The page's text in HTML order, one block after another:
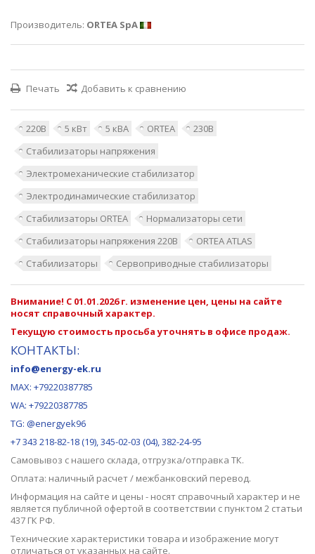
Производитель: ORTEA SpA
Печать Добавить к сравнению
220В 5 кВт 5 кВА ORTEA
230В
Стабилизаторы напряжения
Электромеханические стабилизатор
Электродинамические стабилизатор
Стабилизаторы ORTEA
Нормализаторы сети
Стабилизаторы напряжения 220В
ORTEA ATLAS
Стабилизаторы
Сервоприводные стабилизаторы
Внимание! С 01.01.2026 г. изменение цен, цены на сайте
носят справочный характер.
Текущую стоимость просьба уточнять в офисе продаж.
КОНТАКТЫ:
info@energy-ek.ru
MAX: +79220387785
WA: +79220387785
TG: @energyek96
+7 343 218-82-18 (19), 345-02-03 (04), 382-24-95
Самовывоз с нашего склада, отгрузка/отправка ТК.
Оплата: наличный расчет / межбанковский перевод.
Информация на сайте и цены - носят справочный характер и не
является публичной офертой в соответствии с пунктом 2 статьи
437 ГК РФ.
Технические характеристики товара и изображение могут
отличаться от указанных на сайте.